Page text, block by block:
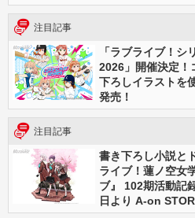
注目記事
「ラブライブ！シ
2026」開催決定！
下ろしイラストを
発売！
注目記事
書き下ろし小説と
ライブ！蓮ノ空女
ブ』 102期活動記
日より A-on